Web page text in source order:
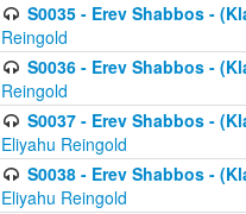
S0035 - Erev Shabbos -
Reingold
S0036 - Erev Shabbos -
Reingold
S0037 - Erev Shabbos -
Eliyahu Reingold
S0038 - Erev Shabbos -
Eliyahu Reingold